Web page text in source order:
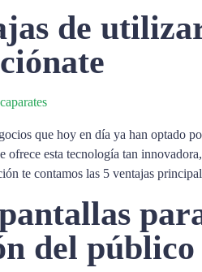
de
que hoy en día ya han optado
ofrece esta tecnología tan
te contamos las 5 ventajas
del público